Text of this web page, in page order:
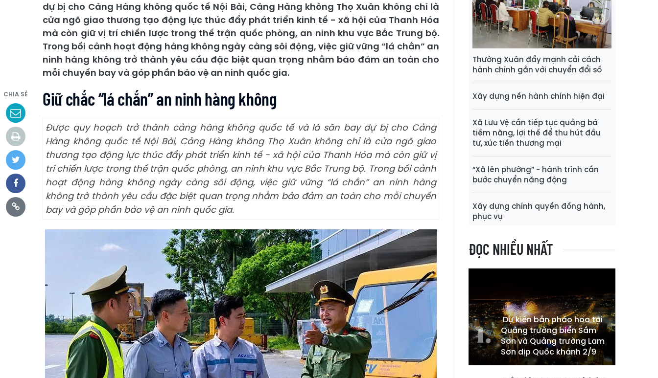
dự bị cho Cảng Hàng không quốc tế Nội Bài, Cảng Hàng không Thọ Xuân không chỉ là
cửa ngõ giao thương tạo động lực thúc đẩy phát triển kinh tế - xã hội của Thanh Hóa
mà còn giữ vị trí chiến lược trong thế trận quốc phòng, an ninh khu vực Bắc Trung bộ.
Trong bối cảnh hoạt động hàng không ngày càng sôi động, việc giữ vững “lá chắn” an
ninh hàng không trở thành yêu cầu đặc biệt quan trọng nhằm bảo đảm an toàn cho
mỗi chuyến bay và góp phần bảo vệ an ninh quốc gia.
CHIA SẺ Giữ chắc “lá chắn” an ninh hàng không
Được quy hoạch trở thành cảng hàng không quốc tế và là sân bay dự bị cho Cảng
Hàng không quốc tế Nội Bài, Cảng Hàng không Thọ Xuân không chỉ là cửa ngõ giao
thương tạo động lực thúc đẩy phát triển kinh tế - xã hội của Thanh Hóa mà còn giữ vị
trí chiến lược trong thế trận quốc phòng, an ninh khu vực Bắc Trung bộ. Trong bối cảnh
hoạt động hàng không ngày càng sôi động, việc giữ vững “lá chắn” an ninh hàng
không trở thành yêu cầu đặc biệt quan trọng nhằm bảo đảm an toàn cho mỗi chuyến
bay và góp phần bảo vệ an ninh quốc gia.
Thường Xuân đẩy mạnh cải cách
hành chính gắn với chuyển đổi số
Xây dựng nền hành chính hiện đại
Xã Lưu Vệ cần tiếp tục quảng bá
tiềm năng, lợi thế để thu hút đầu
tư, xúc tiến thương mại
“Xã lên phường” - hành trình cần
bước chuyển năng động
Xây dựng chính quyền đồng hành,
phục vụ
ĐỌC NHIỀU NHẤT
Dự kiến bắn pháo hoa tại
Quảng trường biển Sầm
Sơn và Quảng trường Lam
Sơn dịp Quốc khánh 2/9